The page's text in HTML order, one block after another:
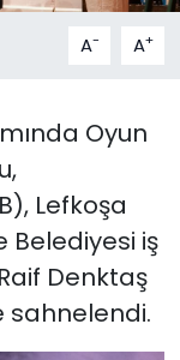
A- A+
Oyun
Lefkoşa
Belediyesi iş
Denktaş
sahnelendi.